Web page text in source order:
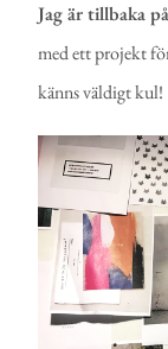
Jag är tillbaka
med ett projekt
känns väldigt kul!